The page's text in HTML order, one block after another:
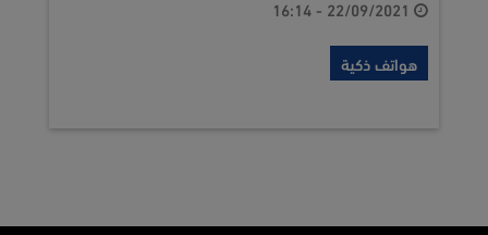
هواتف ذكية